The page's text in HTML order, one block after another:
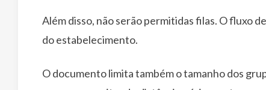
Além disso, não serão permitidas filas. O fluxo
do estabelecimento.
O documento limita também o tamanho dos